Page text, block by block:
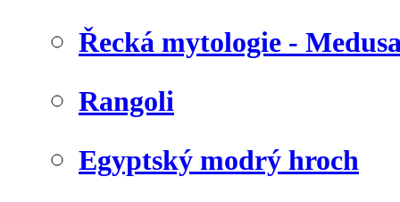
Řecká mytologie -
Rangoli
Egyptský modrý hroch